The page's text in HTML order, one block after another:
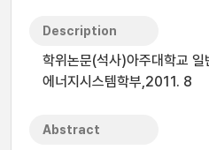
Description
학위논문(석사)아주대학교 일
에너지시스템학부,2011. 8
Abstract